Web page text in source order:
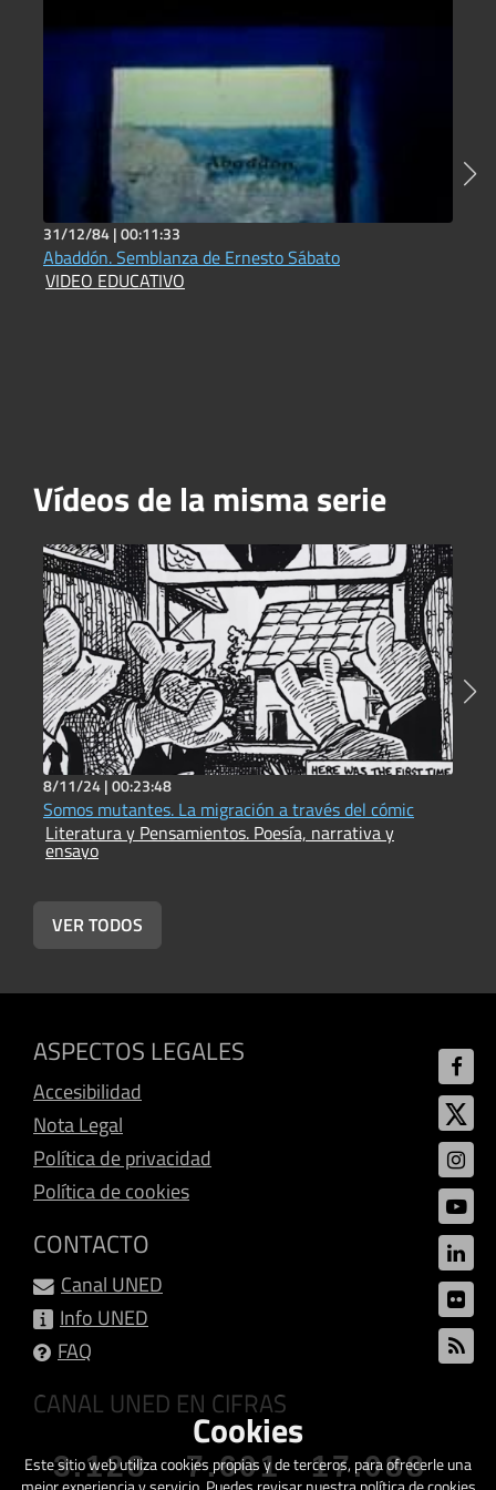
31/12/84 |00:11:33
Abaddón. Semblanza de Ernesto Sábato
VIDEO EDUCATIVO
Vídeos de la misma serie
8/11/24 |00:23:48
Somos mutantes. La migración a través del cómic
Literatura y Pensamientos. Poesía, narrativa y
ensayo
VER TODOS
ASPECTOS LEGALES
Accesibilidad
Nota Legal
Política de privacidad
Política de cookies
CONTACTO
Canal UNED
Info UNED
FAQ
CANAL UNED EN CIFRAS
3.128 7.601 17.088
Cookies
Este sitio web utiliza cookies propias y de terceros, para ofrecerle una